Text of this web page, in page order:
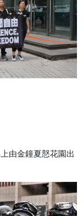
由金鐘夏慤花園出